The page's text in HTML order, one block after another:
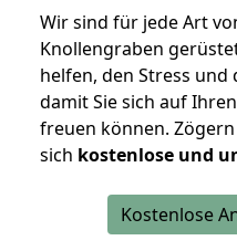
Wir sind für jede Art
Knollengraben
helfen, den Stress
damit Sie sich auf
freuen können.
sich kostenlose und
Kostenlose